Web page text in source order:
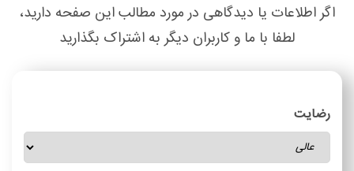
اگر اطلاعات یا دیدگاهی در مورد مطالب این صفحه دارید،
لطفا با ما و کاربران دیگر به اشتراک بگذارید
رضایت